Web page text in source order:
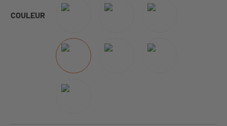
COULEUR